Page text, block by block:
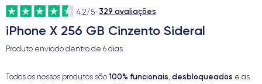
4.2/5-329 avaliações
iPhone X 256 GB Cinzento Sideral
Produto enviado dentro de 6 dias
Todos os nossos produtos são 100% funcionais, desbloqueados e as